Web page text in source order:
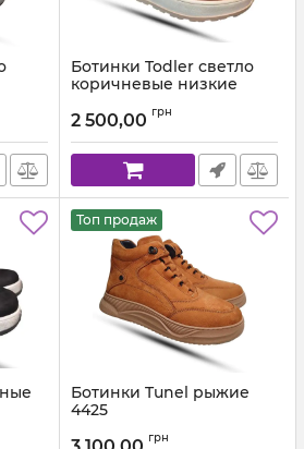
Ботинки Todler светло
коричневые низкие
Артикул: P5058-25k-222 (26-30)
2 500,00 грн
Топ продаж
Ботинки Tunel рыжие
4425
грн